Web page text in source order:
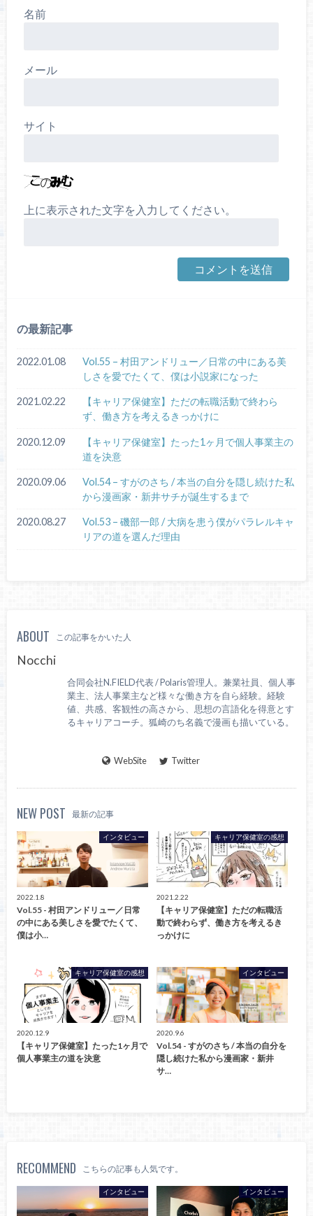
名前
メール
サイト
上に表示された文字を入力してください。
の最新記事
2022.01.08
Vol.55 – 村田アンドリュー／日常の中にある美
しさを愛でたくて、僕は小説家になった
2021.02.22
【キャリア保健室】ただの転職活動で終わら
ず、働き方を考えるきっかけに
2020.12.09
【キャリア保健室】たった1ヶ月で個人事業主の
道を決意
2020.09.06
Vol.54 – すがのさち / 本当の自分を隠し続けた私
から漫画家・新井サチが誕生するまで
2020.08.27
Vol.53 – 磯部一郎 / 大病を患う僕がパラレルキャ
リアの道を選んだ理由
ABOUT この記事をかいた人
Nocchi
合同会社N.FIELD代表 / Polaris管理人。兼業社員、個人事
業主、法人事業主など様々な働き方を自ら経験。経験
値、共感、客観性の高さから、思想の言語化を得意とす
るキャリアコーチ。狐崎のち名義で漫画も描いている。
WebSite Twitter
NEW POST 最新の記事
インタビュー
2022.1.8
Vol.55 - 村田アンドリュー／日常
の中にある美しさを愛でたくて、
僕は小…
キャリア保健室の感想
2021.2.22
【キャリア保健室】ただの転職活
動で終わらず、働き方を考えるき
っかけに
キャリア保健室の感想
2020.12.9
【キャリア保健室】たった1ヶ月で
個人事業主の道を決意
インタビュー
2020.9.6
Vol.54 - すがのさち / 本当の自分を
隠し続けた私から漫画家・新井
サ…
RECOMMEND こちらの記事も人気です。
インタビュー インタビュー